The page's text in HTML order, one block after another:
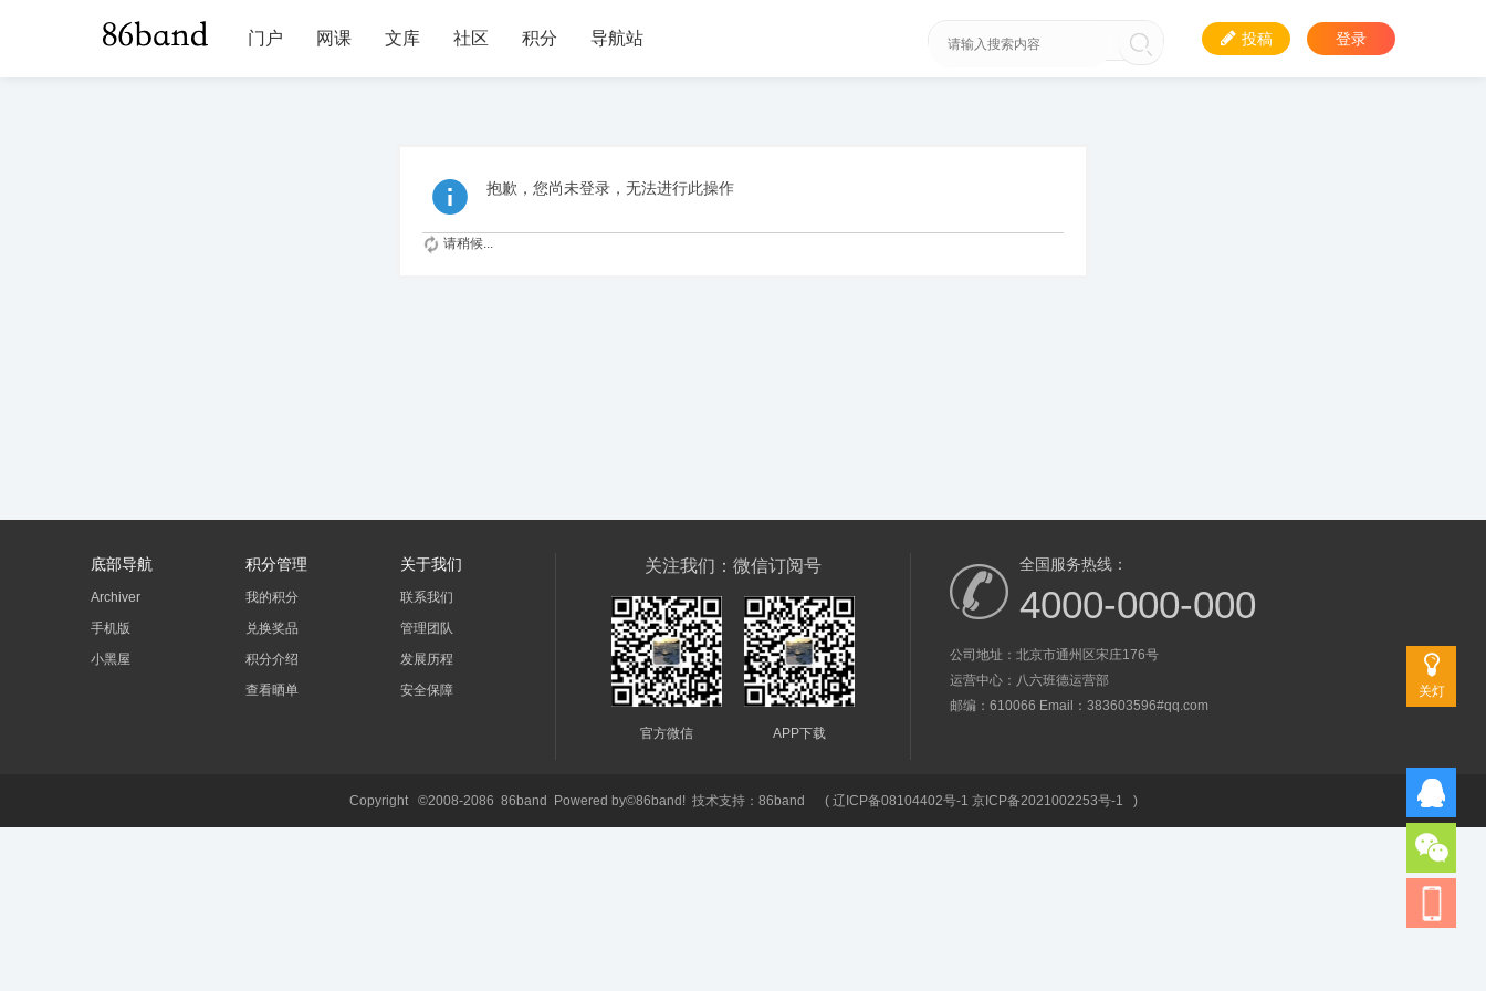
关灯
门户 网课 文库 社区 积分 导航站 登录
投稿
抱歉，您尚未登录，无法进行此操作
请稍候...
底部导航
Archiver
手机版
小黑屋
积分管理
我的积分
兑换奖品
积分介绍
查看晒单
关于我们
联系我们
管理团队
发展历程
安全保障
关注我们：微信订阅号
官方微信 APP下载
全国服务热线：
4000-000-000
公司地址：北京市通州区宋庄176号
运营中心：八六班德运营部
邮编：610066 Email：383603596#qq.com
Copyright ©2008-2086 86band Powered by©86band! 技术支持： 86band ( 辽ICP备08104402号-1 京ICP备2021002253号-1 )